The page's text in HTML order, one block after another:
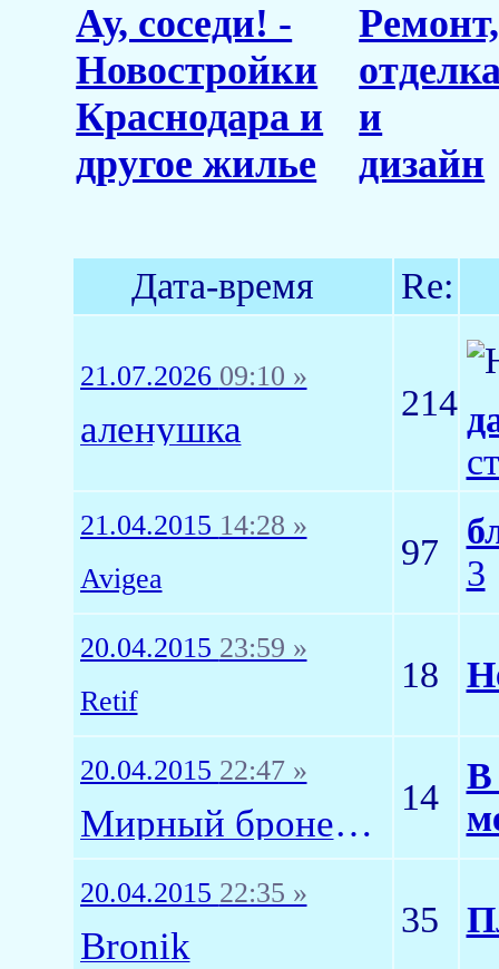
Ау, соседи! -
Новостройки
Краснодара и
другое жилье
Ремонт,
и
дизайн
Дата-время Re:
21.07.2026 09:10 »
аленушка
214
21.04.2015 14:28 »
Avigea
97
3
20.04.2015 23:59 »
Retif
18
20.04.2015 22:47 »
Мирный бронепоезд
14
В
20.04.2015 22:35 »
Bronik
35